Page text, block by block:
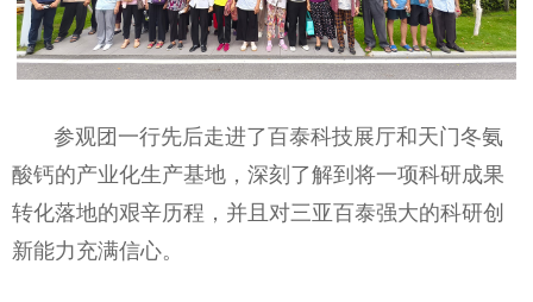
参观团一行先后走进了百泰科技展厅和天门冬氨
酸钙的产业化生产基地，深刻了解到将一项科研成果
转化落地的艰辛历程，并且对三亚百泰强大的科研创
新能力充满信心。